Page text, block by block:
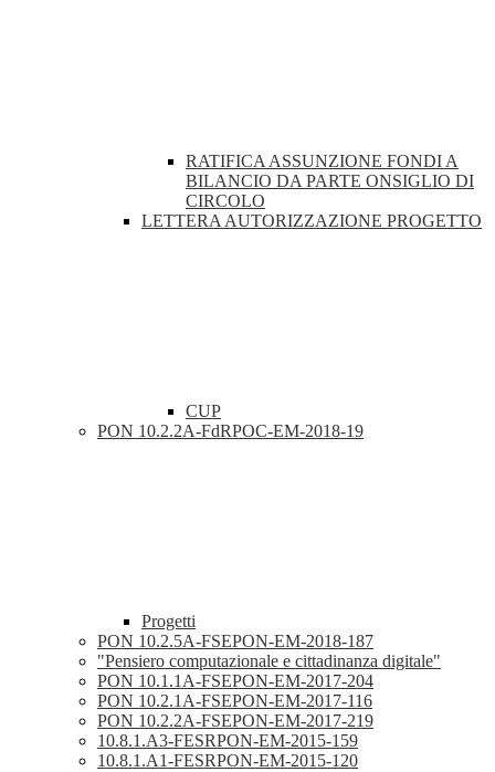
RATIFICA ASSUNZIONE FONDI A
BILANCIO DA PARTE ONSIGLIO DI
CIRCOLO
LETTERA AUTORIZZAZIONE PROGETTO
CUP
PON 10.2.2A-FdRPOC-EM-2018-19
Progetti
PON 10.2.5A-FSEPON-EM-2018-187
"Pensiero computazionale e cittadinanza digitale"
PON 10.1.1A-FSEPON-EM-2017-204
PON 10.2.1A-FSEPON-EM-2017-116
PON 10.2.2A-FSEPON-EM-2017-219
10.8.1.A3-FESRPON-EM-2015-159
10.8.1.A1-FESRPON-EM-2015-120